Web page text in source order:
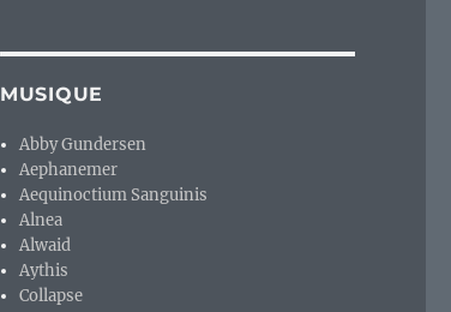
MUSIQUE
Abby Gundersen
Aephanemer
Aequinoctium Sanguinis
Alnea
Alwaid
Aythis
Collapse